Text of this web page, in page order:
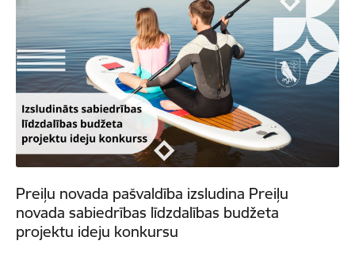
Preiļu novada pašvaldība izsludina Preiļu
novada sabiedrības līdzdalības budžeta
projektu ideju konkursu